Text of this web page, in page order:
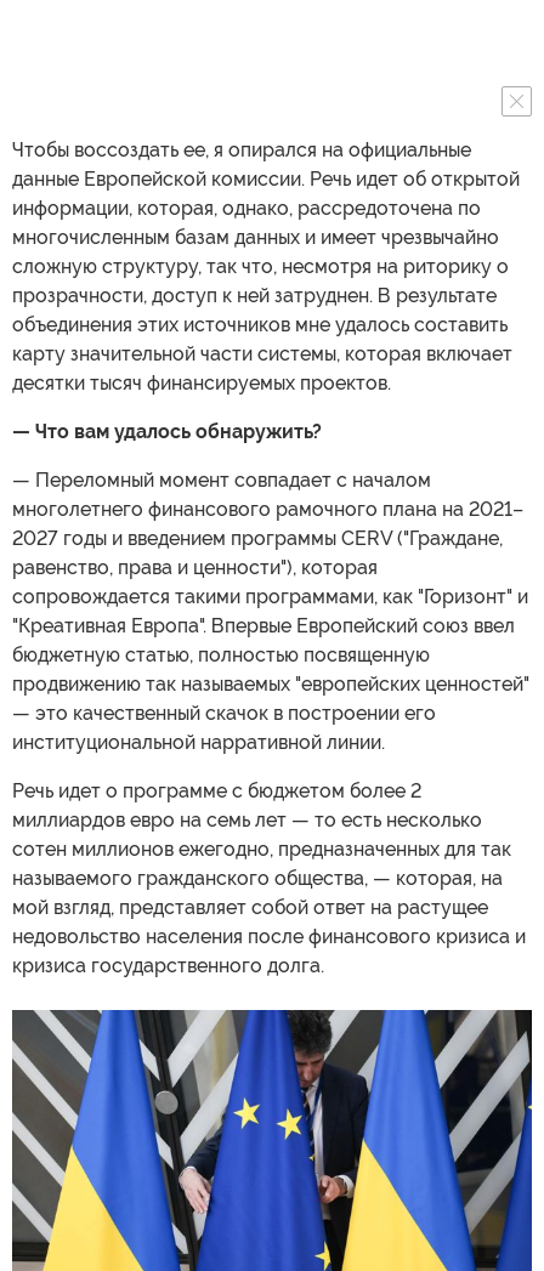
Чтобы воссоздать ее, я опирался на официальные
данные Европейской комиссии. Речь идет об открытой
информации, которая, однако, рассредоточена по
многочисленным базам данных и имеет чрезвычайно
сложную структуру, так что, несмотря на риторику о
прозрачности, доступ к ней затруднен. В результате
объединения этих источников мне удалось составить
карту значительной части системы, которая включает
десятки тысяч финансируемых проектов.
— Что вам удалось обнаружить?
— Переломный момент совпадает с началом
многолетнего финансового рамочного плана на 2021–
2027 годы и введением программы CERV ("Граждане,
равенство, права и ценности"), которая
сопровождается такими программами, как "Горизонт" и
"Креативная Европа". Впервые Европейский союз ввел
бюджетную статью, полностью посвященную
продвижению так называемых "европейских ценностей"
— это качественный скачок в построении его
институциональной нарративной линии.
Речь идет о программе с бюджетом более 2
миллиардов евро на семь лет — то есть несколько
сотен миллионов ежегодно, предназначенных для так
называемого гражданского общества, — которая, на
мой взгляд, представляет собой ответ на растущее
недовольство населения после финансового кризиса и
кризиса государственного долга.